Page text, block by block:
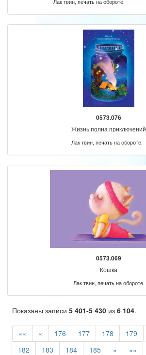
0573.076
Жизнь полна приключений
Лак твин, печать на обороте.
0573.069
Кошка
Лак твин, печать на обороте.
Показаны записи 5 401-5 430 из 6 104.
«« « 176 177 178 179
182
183 184 185 » »»